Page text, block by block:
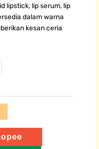
lipstick, lip serum, lip
dalam warna
kesan ceria